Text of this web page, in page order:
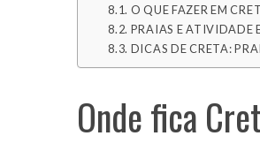
O QUE FAZER EM
PRAIAS E ATIVIDADE
DICAS DE CRETA:
Onde fica